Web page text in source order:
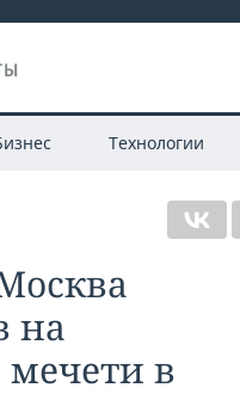
Технологии
на
в